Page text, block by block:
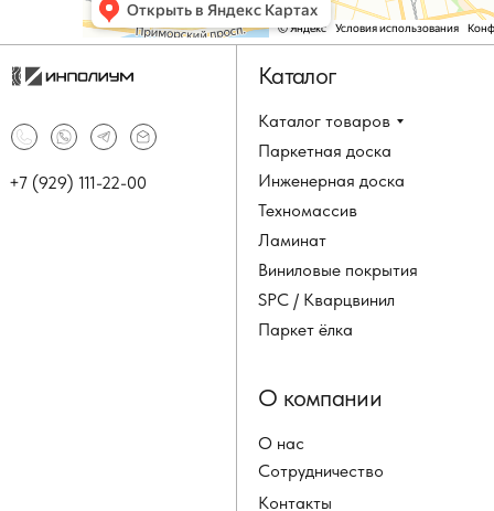
Каталог товаров
Паркетная доска
Инженерная доска
Техномассив
+7 (929) 111-22-00
Каталог
Ламинат
Виниловые покрытия
SPC / Кварцвинил
Паркет ёлка
О нас
Сотрудничество
Контакты
О компании